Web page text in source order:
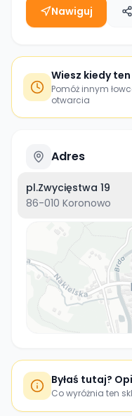
Nawiguj
Wiesz kiedy
Pomóż innym
otwarcia
Adres
pl.Zwycięstwa 19
86-010 Koronowo
Byłaś tutaj?
Co wyróżnia ten